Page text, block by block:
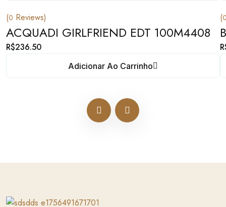
(0 Reviews)
ACQUADI GIRLFRIEND EDT 100M4408
R$236.50
Adicionar Ao Carrinho
(